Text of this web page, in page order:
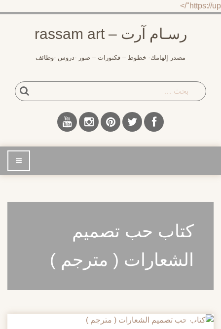
https://up"/>
رسـام آرت – rassam art
مصدر إلهامك- خطوط – فكتورات – صور -دروس -وظائف
إضغط
للتصفح
كتاب ‎حب تصميم
الشعارات ( مترجم )
20